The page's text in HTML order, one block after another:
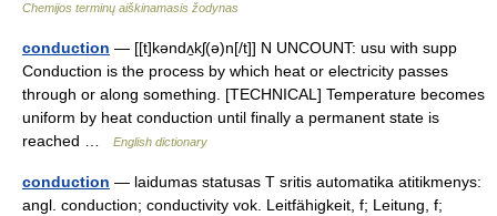
Chemijos terminų aiškinamasis žodynas
conduction — [[t]kəndʌ̱kʃ(ə)n[/t]] N UNCOUNT: usu with supp
Conduction is the process by which heat or electricity passes
through or along something. [TECHNICAL] Temperature becomes
uniform by heat conduction until finally a permanent state is
reached …
English dictionary
conduction — laidumas statusas T sritis automatika atitikmenys:
angl. conduction; conductivity vok. Leitfähigkeit, f; Leitung, f;